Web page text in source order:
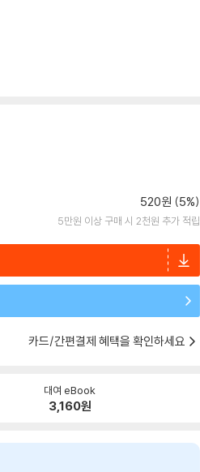
520원 (5%)
5만원 이상 구매 시 2천원 추가 적립
카드/간편결제 혜택을 확인하세요
대여 eBook
3,160원